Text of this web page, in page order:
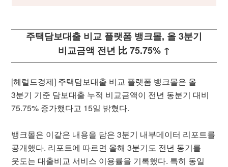
주택담보대출 비교 플랫폼 뱅크몰, 올 3분기
비교금액 전년 比 75.75% ↑
[헤럴드경제] 주택담보대출 비교 플랫폼 뱅크몰은 올
3분기 기준 담보대출 누적 비교금액이 전년 동분기 대비
75.75% 증가했다고 15일 밝혔다.
뱅크몰은 이같은 내용을 담은 3분기 내부데이터 리포트를
공개했다. 리포트에 따르면 올해 3분기도 전년 동기를
웃도는 대출비교 서비스 이용률을 기록했다. 특히 동일